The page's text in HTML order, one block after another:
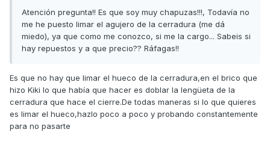
Atención pregunta!! Es que soy muy chapuzas!!!, Todavía no
me he puesto limar el agujero de la cerradura (me dá
miedo), ya que como me conozco, si me la cargo... Sabeis si
hay repuestos y a que precio?? Ráfagas!!
Es que no hay que limar el hueco de la cerradura,en el brico que
hizo Kiki lo que había que hacer es doblar la lengüeta de la
cerradura que hace el cierre.De todas maneras si lo que quieres
es limar el hueco,hazlo poco a poco y probando constantemente
para no pasarte